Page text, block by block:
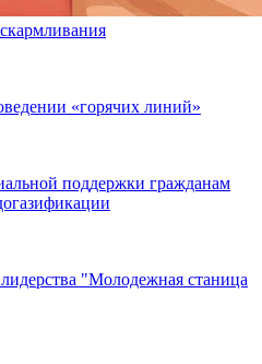
«горячих линий»
поддержки гражданам
"Молодежная станица